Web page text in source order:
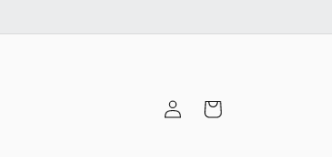
Connexion Panier